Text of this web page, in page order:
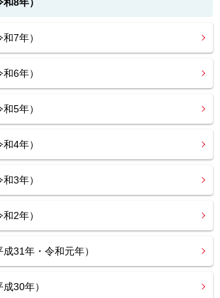
7年）
6年）
5年）
4年）
3年）
2年）
31年・令和元年）
30年）